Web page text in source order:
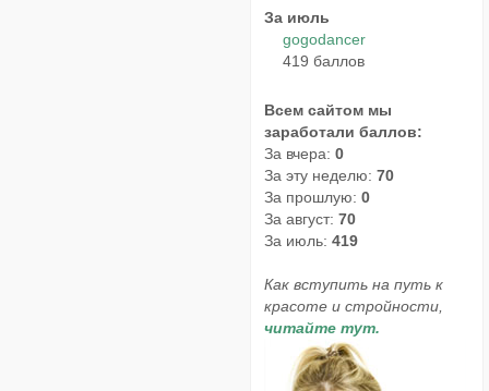
За июль
gogodancer
419 баллов
Всем сайтом мы
заработали баллов:
За вчера: 0
За эту неделю: 70
За прошлую: 0
За август: 70
За июль: 419
Как вступить на путь к
красоте и стройности,
читайте тут.